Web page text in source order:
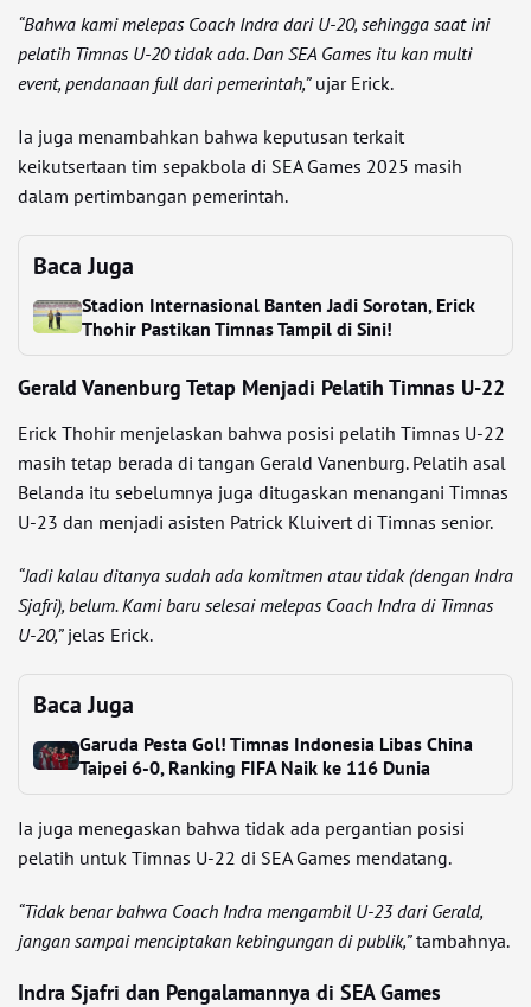
“Bahwa kami melepas Coach Indra dari U-20, sehingga saat ini
pelatih Timnas U-20 tidak ada. Dan SEA Games itu kan multi
event, pendanaan full dari pemerintah,”ujar Erick.
Ia juga menambahkan bahwa keputusan terkait
keikutsertaan tim sepakbola di SEA Games 2025 masih
dalam pertimbangan pemerintah.
Baca Juga
Stadion Internasional Banten Jadi Sorotan, Erick
Thohir Pastikan Timnas Tampil di Sini!
Gerald Vanenburg Tetap Menjadi Pelatih Timnas U-22
Erick Thohir menjelaskan bahwa posisi pelatih Timnas U-22
masih tetap berada di tangan Gerald Vanenburg. Pelatih asal
Belanda itu sebelumnya juga ditugaskan menangani Timnas
U-23 dan menjadi asisten Patrick Kluivert di Timnas senior.
“Jadi kalau ditanya sudah ada komitmen atau tidak (dengan Indra
Sjafri), belum. Kami baru selesai melepas Coach Indra di Timnas
U-20,”jelas Erick.
Baca Juga
Garuda Pesta Gol! Timnas Indonesia Libas China
Taipei 6-0, Ranking FIFA Naik ke 116 Dunia
Ia juga menegaskan bahwa tidak ada pergantian posisi
pelatih untuk Timnas U-22 di SEA Games mendatang.
“Tidak benar bahwa Coach Indra mengambil U-23 dari Gerald,
jangan sampai menciptakan kebingungan di publik,”tambahnya.
Indra Sjafri dan Pengalamannya di SEA Games